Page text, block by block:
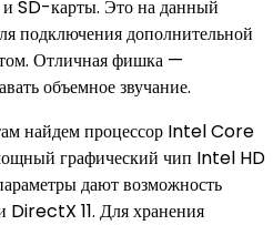
SD-карты. Это на данный
подключения дополнительной
Отличная фишка —
объемное звучание.
найдем процессор Intel Core
графический чип Intel HD
дают возможность
DirectX 11. Для хранения